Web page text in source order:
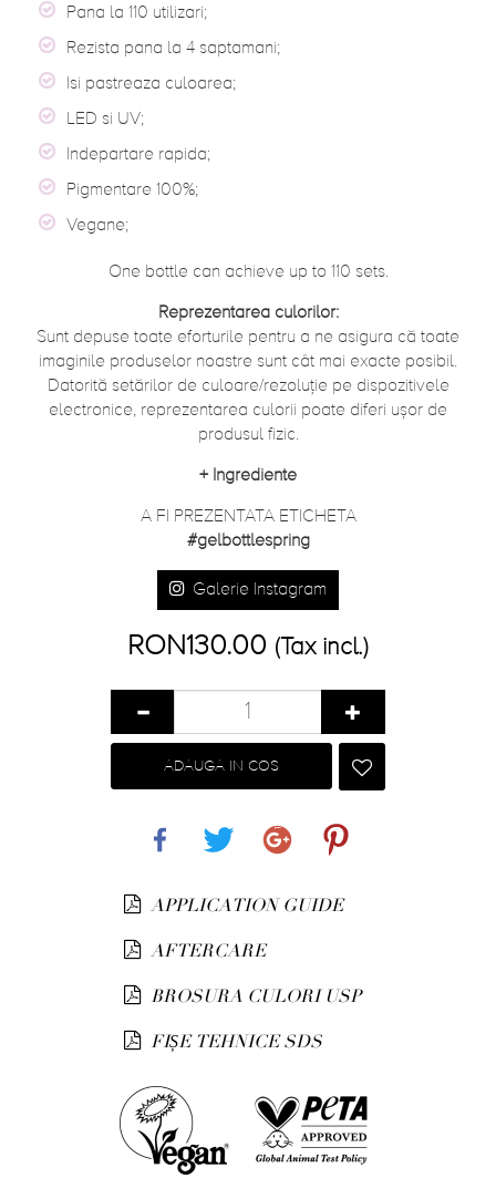
Pana la 110 utilizari;
Rezista pana la 4 saptamani;
Isi pastreaza culoarea;
LED si UV;
Indepartare rapida;
Pigmentare 100%;
Vegane;
One bottle can achieve up to 110 sets.
Reprezentarea culorilor:
Sunt depuse toate eforturile pentru a ne asigura că toate
imaginile produselor noastre sunt cât mai exacte posibil.
Datorită setărilor de culoare/rezoluție pe dispozitivele
electronice, reprezentarea culorii poate diferi ușor de
produsul fizic.
+ Ingrediente
A FI PREZENTATA ETICHETA
#gelbottlespring
Galerie Instagram
RON130.00 (Tax incl.)
ADAUGA IN COS
APPLICATION GUIDE
AFTERCARE
BROSURA CULORI USP
FIȘE TEHNICE SDS